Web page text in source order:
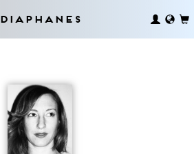
Diaphanes